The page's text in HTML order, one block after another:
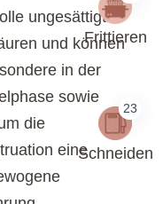
ungesättigte
und können
in der
sowie
die
eine
Frittieren
23
Schneiden